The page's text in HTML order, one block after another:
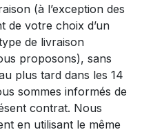
(à l’exception des
de votre choix d’un
de livraison
proposons), sans
plus tard dans les 14
sommes informés de
contrat. Nous
en utilisant le même